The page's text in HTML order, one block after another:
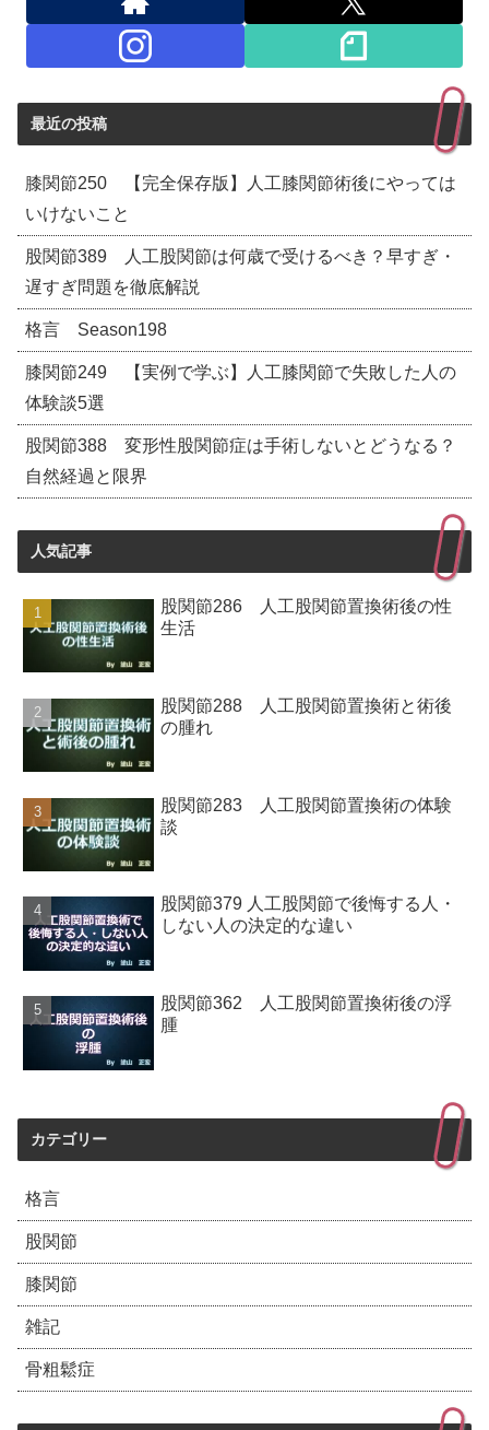
最近の投稿
膝関節250 【完全保存版】人工膝関節術後にやっては
いけないこと
股関節389 人工股関節は何歳で受けるべき？早すぎ・
遅すぎ問題を徹底解説
格言 Season198
膝関節249 【実例で学ぶ】人工膝関節で失敗した人の
体験談5選
股関節388 変形性股関節症は手術しないとどうなる？
自然経過と限界
人気記事
股関節286 人工股関節置換術後の性
生活
股関節288 人工股関節置換術と術後
の腫れ
股関節283 人工股関節置換術の体験
談
股関節379 人工股関節で後悔する人・
しない人の決定的な違い
股関節362 人工股関節置換術後の浮
腫
カテゴリー
格言
股関節
膝関節
雑記
骨粗鬆症